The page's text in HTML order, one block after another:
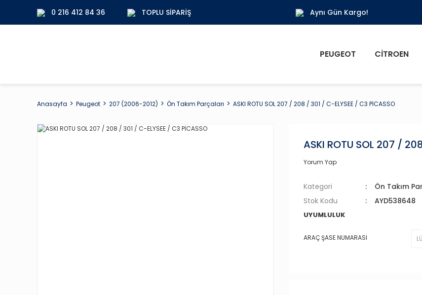
0 216 412 84 36 TOPLU SIPARIŞ Aynı Gün Kargo!
PEUGEOT CITROEN
Anasayfa Peugeot 207 (2006-2012) Ön Takım Parçaları ASKI ROTU SOL 207 / 208 / 301 / C-ELYSEE / C3 PİCASSO
ASKI ROTU SOL 207 /
Yorum Yap
Kategori
Ön Takım
Stok Kodu
AYD538648
UYUMLULUK
ARAÇ ŞASE NUMARASI